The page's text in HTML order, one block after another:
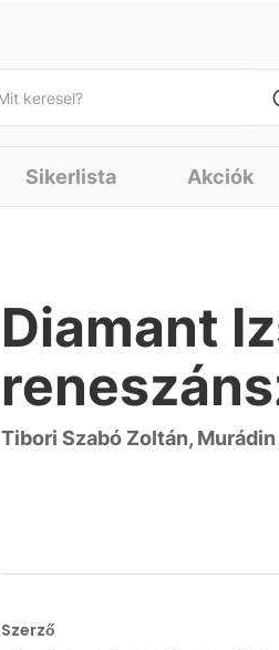
Sikerlista Akciók
Diamant
Tibori Szabó Zoltán,
Szerző